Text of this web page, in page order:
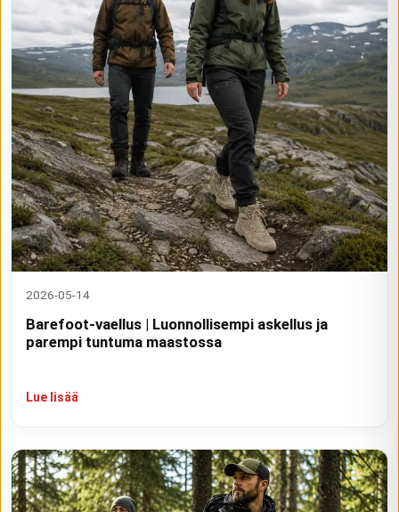
2026-05-14
Barefoot-vaellus | Luonnollisempi askellus ja
parempi tuntuma maastossa
Lue lisää